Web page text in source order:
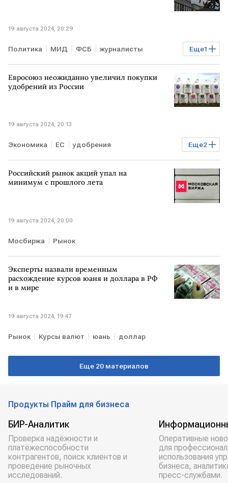
19 августа 2024, 20:29
Еще1
Политика МИД ФСБ журналисты
Госдума РОССИЯ
Евросоюз неожиданно увеличил покупки
удобрений из России
19 августа 2024, 20:13
Еще2
Экономика ЕС удобрения
минеральные удобрения РОССИЯ
Российский рынок акций упал на
минимум с прошлого лета
19 августа 2024, 20:00
Мосбиржа Рынок
Эксперты назвали временным
расхождение курсов юаня и доллара в РФ
и в мире
19 августа 2024, 19:47
Рынок Курсы валют юань доллар
Еще 20 материалов
Продукты Прайм для бизнеса
БИР-Аналитик
Проверка надёжности и
платёжеспособности
контрагентов, поиск клиентов и
проведение рыночных
исследований.
Оперативные
для
использования
бизнеса,
пресс-службами.